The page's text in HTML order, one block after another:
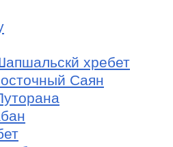
хребет
Саян